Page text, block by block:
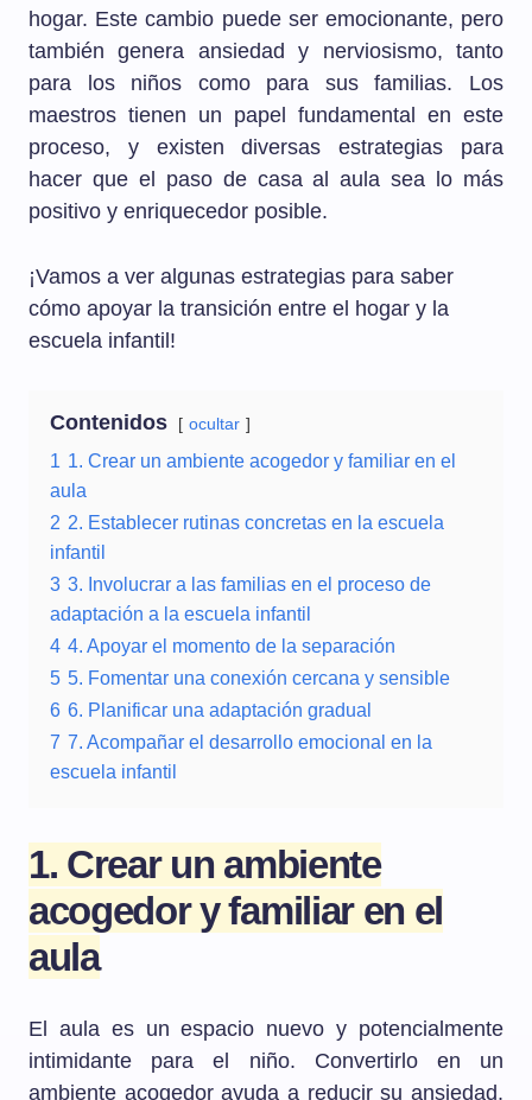
hogar. Este cambio puede ser emocionante, pero
también genera ansiedad y nerviosismo, tanto
para los niños como para sus familias. Los
maestros tienen un papel fundamental en este
proceso, y existen diversas estrategias para
hacer que el paso de casa al aula sea lo más
positivo y enriquecedor posible.
¡Vamos a ver algunas estrategias para saber
cómo apoyar la transición entre el hogar y la
escuela infantil!
Contenidos ocultar
1 1. Crear un ambiente acogedor y familiar en el
aula
2 2. Establecer rutinas concretas en la escuela
infantil
3 3. Involucrar a las familias en el proceso de
adaptación a la escuela infantil
4 4. Apoyar el momento de la separación
5 5. Fomentar una conexión cercana y sensible
6 6. Planificar una adaptación gradual
7 7. Acompañar el desarrollo emocional en la
escuela infantil
1. Crear un ambiente
acogedor y familiar en el
aula
El aula es un espacio nuevo y potencialmente
intimidante para el niño. Convertirlo en un
ambiente acogedor ayuda a reducir su ansiedad.